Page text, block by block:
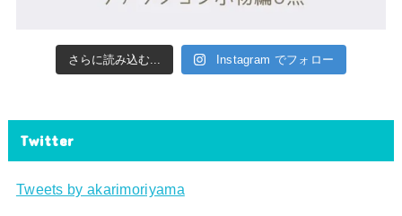
さらに読み込む... Instagram でフォロー
Twitter
Tweets by akarimoriyama